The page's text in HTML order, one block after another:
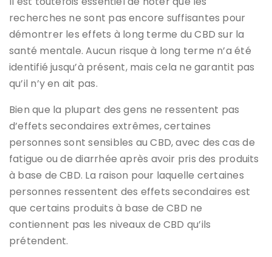
recherches ne sont pas encore suffisantes pour
démontrer les effets à long terme du CBD sur la
santé mentale. Aucun risque à long terme n’a été
identifié jusqu’à présent, mais cela ne garantit pas
qu’il n’y en ait pas.
Bien que la plupart des gens ne ressentent pas
d’effets secondaires extrêmes, certaines
personnes sont sensibles au CBD, avec des cas de
fatigue ou de diarrhée après avoir pris des produits
à base de CBD. La raison pour laquelle certaines
personnes ressentent des effets secondaires est
que certains produits à base de CBD ne
contiennent pas les niveaux de CBD qu’ils
prétendent.